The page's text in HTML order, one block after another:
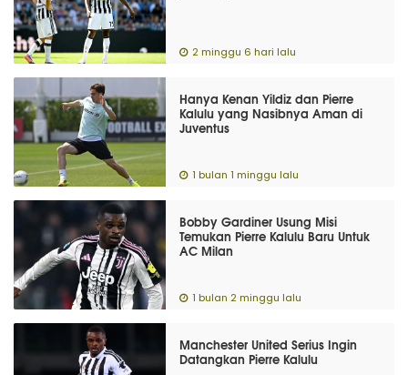
2 minggu 6 hari lalu
Hanya Kenan Yildiz dan Pierre
Kalulu yang Nasibnya Aman di
Juventus
1 bulan 1 minggu lalu
Bobby Gardiner Usung Misi
Temukan Pierre Kalulu Baru Untuk
AC Milan
1 bulan 2 minggu lalu
Manchester United Serius Ingin
Datangkan Pierre Kalulu